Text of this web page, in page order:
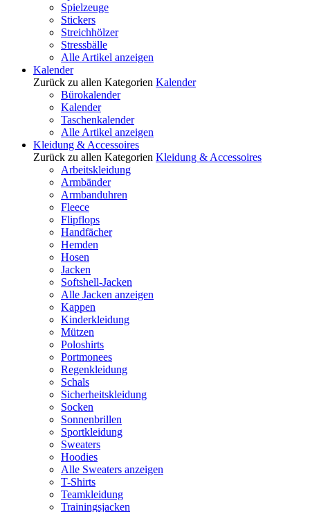
Spielzeuge
Stickers
Streichhölzer
Stressbälle
Alle Artikel anzeigen
Kalender
Zurück zu allen Kategorien Kalender
Bürokalender
Kalender
Taschenkalender
Alle Artikel anzeigen
Kleidung & Accessoires
Zurück zu allen Kategorien Kleidung & Accessoires
Arbeitskleidung
Armbänder
Armbanduhren
Fleece
Flipflops
Handfächer
Hemden
Hosen
Jacken
Softshell-Jacken
Alle Jacken anzeigen
Kappen
Kinderkleidung
Mützen
Poloshirts
Portmonees
Regenkleidung
Schals
Sicherheitskleidung
Socken
Sonnenbrillen
Sportkleidung
Sweaters
Hoodies
Alle Sweaters anzeigen
T-Shirts
Teamkleidung
Trainingsjacken